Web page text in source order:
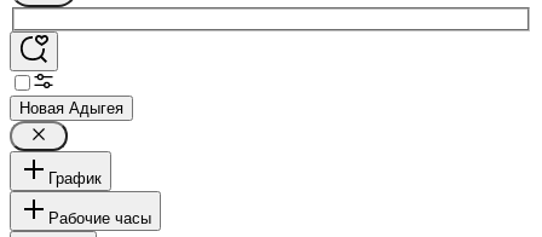
Новая Адыгея
График
Рабочие часы